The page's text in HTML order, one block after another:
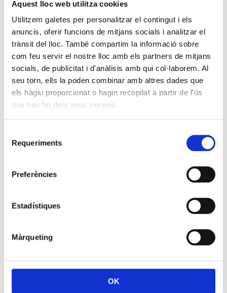
Aquest lloc web utilitza cookies
Utilitzem galetes per personalitzar el contingut i els
anuncis, oferir funcions de mitjans socials i analitzar el
trànsit del lloc. També compartim la informació sobre
com feu servir el nostre lloc amb els partners de mitjans
socials, de publicitat i d'anàlisis amb qui col·laborem. Al
seu torn, ells la poden combinar amb altres dades que
els hàgiu proporcionat o hagin recopilat a partir de l'ús
que heu fet dels seus serveis.
Requeriments
Preferències
Estadístiques
Màrqueting
OK